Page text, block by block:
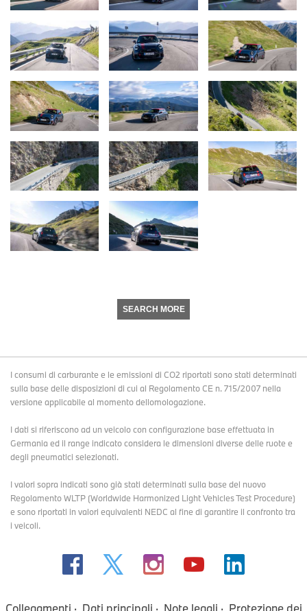
SEARCH MORE
I consumi di carburante e le emissioni di CO2 riportati sono stati determinati
sulla base delle disposizioni di cui al Regolamento CE n. 715/2007 nella
versione applicabile al momento dellomologazione.
I dati si riferiscono ad un veicolo con configurazione base effettuata in
Germania ed il range indicato considera le dimensioni diverse delle ruote e
degli pneumatici selezionati.
I valori sopra indicati sono già stati determinati sulla base del nuovo
Regolamento WLTP (Worldwide Harmonized Light Vehicles Test Procedure)
e sono riportati in valori equivalenti NEDC al fine di garantire il confronto tra
i veicoli.
Collegamenti Dati principali Note legali Protezione dei